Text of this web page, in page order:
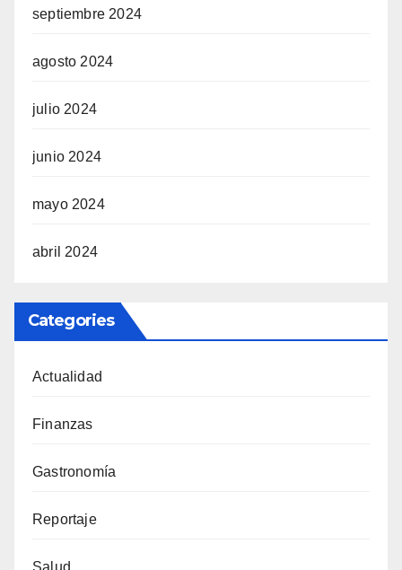
septiembre 2024
agosto 2024
julio 2024
junio 2024
mayo 2024
abril 2024
Categories
Actualidad
Finanzas
Gastronomía
Reportaje
Salud